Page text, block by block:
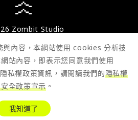
Zombit Studio
與內容，本網站使用 cookies 分析技
站內容，即表示您同意我們使用
私權政策資訊，請閱讀我們的隱私權
全政策宣示 。
我知道了